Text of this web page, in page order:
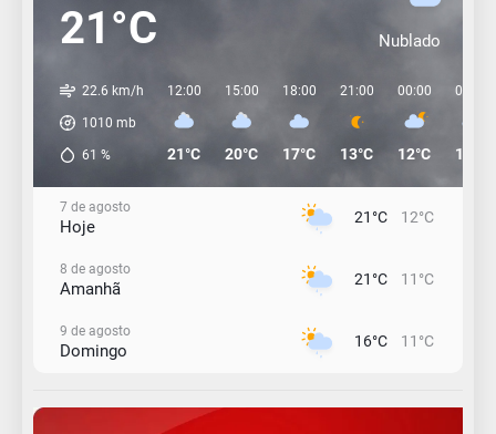
21°C Nublado
22.6 km/h
1010 mb
61 %
12:00
21°C
15:00
20°C
18:00
17°C
21:00
13°C
00:00
12°C
03:00
11°C
7 de agosto
Hoje 21°C 12°C
8 de agosto
Amanhã 21°C 11°C
9 de agosto
Domingo 16°C 11°C
Segunda-Feira 15°C 11°C